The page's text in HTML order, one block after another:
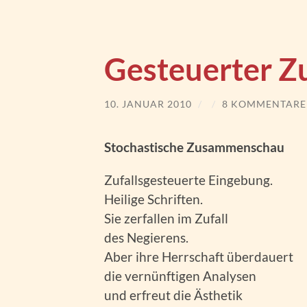
Gesteuerter
10. JANUAR 2010 / / 8 KOMMENTARE
Stochastische Zusammenschau
Zufallsgesteuerte Eingebung.
Heilige Schriften.
Sie zerfallen im Zufall
des Negierens.
Aber ihre Herrschaft überdauert
die vernünftigen Analysen
und erfreut die Ästhetik